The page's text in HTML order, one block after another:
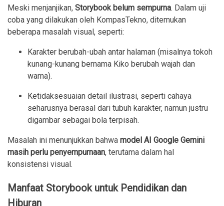
Meski menjanjikan, Storybook belum sempurna. Dalam uji
coba yang dilakukan oleh KompasTekno, ditemukan
beberapa masalah visual, seperti:
Karakter berubah-ubah antar halaman (misalnya tokoh
kunang-kunang bernama Kiko berubah wajah dan
warna).
Ketidaksesuaian detail ilustrasi, seperti cahaya
seharusnya berasal dari tubuh karakter, namun justru
digambar sebagai bola terpisah.
Masalah ini menunjukkan bahwa model AI Google Gemini
masih perlu penyempurnaan, terutama dalam hal
konsistensi visual.
Manfaat Storybook untuk Pendidikan dan
Hiburan